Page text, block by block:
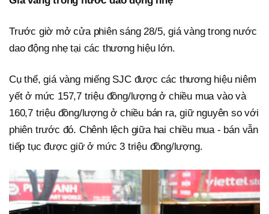
Trước giờ mở cửa phiên sáng 28/5, giá vàng trong nước
dao động nhẹ tại các thương hiệu lớn.
Cụ thể, giá vàng miếng SJC được các thương hiệu niêm
yết ở mức 157,7 triệu đồng/lượng ở chiều mua vào và
160,7 triệu đồng/lượng ở chiều bán ra, giữ nguyên so với
phiên trước đó. Chênh lệch giữa hai chiều mua - bán vẫn
tiếp tục được giữ ở mức 3 triệu đồng/lượng.